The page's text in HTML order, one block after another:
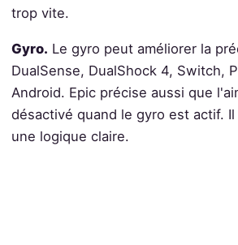
trop vite.
Gyro. Le gyro peut améliorer la
DualSense, DualShock 4, Switch,
Android. Epic précise aussi que
désactivé quand le gyro est actif.
une logique claire.